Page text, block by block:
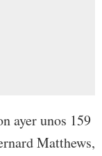
ayer unos 159
Matthews,